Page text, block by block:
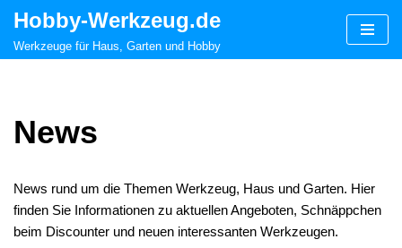
Zum
Hobby-Werkzeug.de
Werkzeuge für Haus, Garten und Hobby
News
News rund um die Themen Werkzeug, Haus und Garten. Hier
finden Sie Informationen zu aktuellen Angeboten, Schnäppchen
beim Discounter und neuen interessanten Werkzeugen.